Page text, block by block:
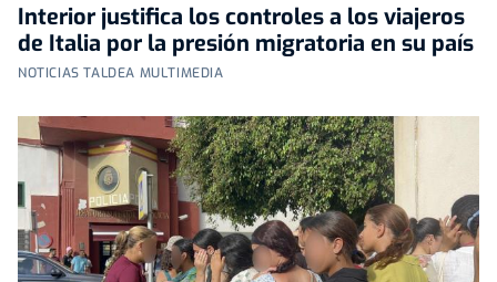
Interior justifica los controles a los viajeros
de Italia por la presión migratoria en su país
NOTICIAS TALDEA MULTIMEDIA